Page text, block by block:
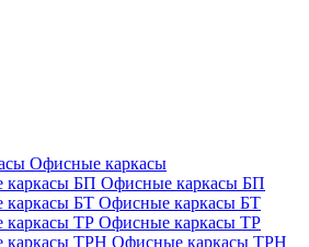
Офисные каркасы
Офисные каркасы БП
Офисные каркасы БТ
Офисные каркасы ТР
Офисные каркасы ТРН